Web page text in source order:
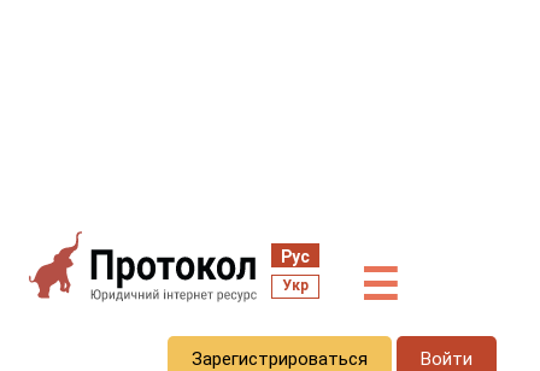
Рус
Укр ☰
Зарегистрироваться Войти